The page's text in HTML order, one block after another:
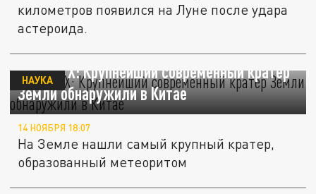
километров появился на Луне после удара
астероида.
Science X: Крупнейший современный кратер
Земли обнаружили в Китае
НАУКА
14 НОЯБРЯ 18:07
На Земле нашли самый крупный кратер,
образованный метеоритом